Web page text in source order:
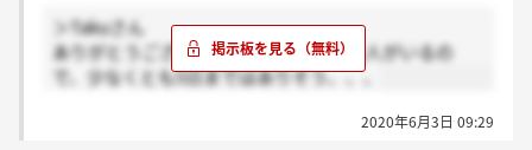
＞Takuさん
ありがとうございます！5日に受ける友人がいるの
で、少なくとも5日まではありそう、、、
2020年6月3日 09:29